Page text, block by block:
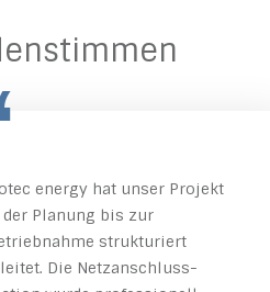
energy hat unser Projekt
der Planung bis zur
strukturiert
Die Netzanschluss-